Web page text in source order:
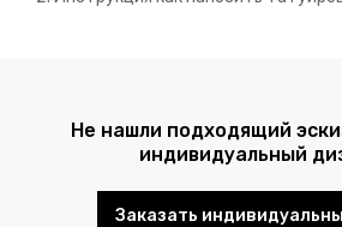
Не нашли подходящий
индивидуальный
Заказать